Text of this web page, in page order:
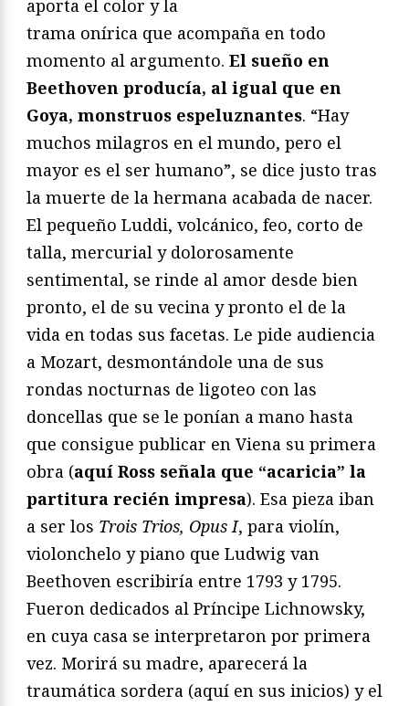
aporta el color y la
trama onírica que acompaña en todo
momento al argumento. El sueño en
Beethoven producía, al igual que en
Goya, monstruos espeluznantes. “Hay
muchos milagros en el mundo, pero el
mayor es el ser humano”, se dice justo tras
la muerte de la hermana acabada de nacer.
El pequeño Luddi, volcánico, feo, corto de
talla, mercurial y dolorosamente
sentimental, se rinde al amor desde bien
pronto, el de su vecina y pronto el de la
vida en todas sus facetas. Le pide audiencia
a Mozart, desmontándole una de sus
rondas nocturnas de ligoteo con las
doncellas que se le ponían a mano hasta
que consigue publicar en Viena su primera
obra (aquí Ross señala que “acaricia” la
partitura recién impresa). Esa pieza iban
a ser los Trois Trios, Opus I, para violín,
violonchelo y piano que Ludwig van
Beethoven escribiría entre 1793 y 1795.
Fueron dedicados al Príncipe Lichnowsky,
en cuya casa se interpretaron por primera
vez. Morirá su madre, aparecerá la
traumática sordera (aquí en sus inicios) y el